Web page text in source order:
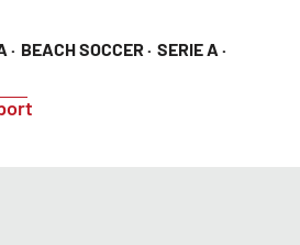
· BEACH SOCCER · SERIE A ·